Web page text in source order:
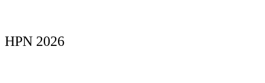
HPN 2026